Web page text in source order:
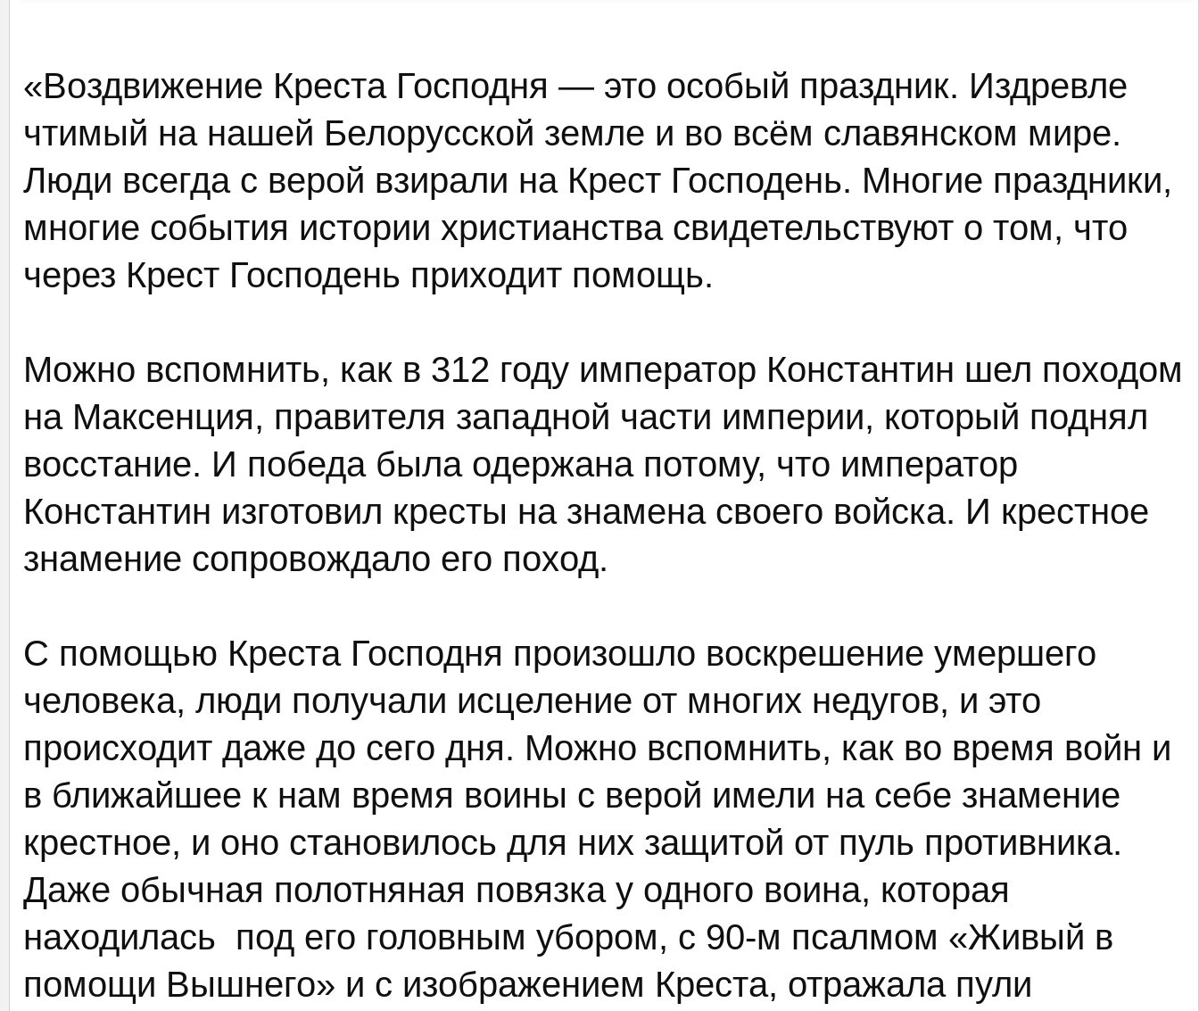
«Воздвижение Креста Господня — это особый праздник. Издревле
чтимый на нашей Белорусской земле и во всём славянском мире.
Люди всегда с верой взирали на Крест Господень. Многие праздники,
многие события истории христианства свидетельствуют о том, что
через Крест Господень приходит помощь.
Можно вспомнить, как в 312 году император Константин шел походом
на Максенция, правителя западной части империи, который поднял
восстание. И победа была одержана потому, что император
Константин изготовил кресты на знамена своего войска. И крестное
знамение сопровождало его поход.
С помощью Креста Господня произошло воскрешение умершего
человека, люди получали исцеление от многих недугов, и это
происходит даже до сего дня. Можно вспомнить, как во время войн и
в ближайшее к нам время воины с верой имели на себе знамение
крестное, и оно становилось для них защитой от пуль противника.
Даже обычная полотняная повязка у одного воина, которая
находилась под его головным убором, с 90-м псалмом «Живый в
помощи Вышнего» и с изображением Креста, отражала пули